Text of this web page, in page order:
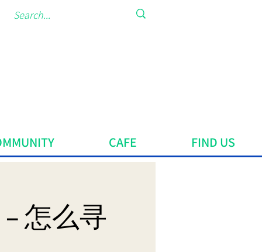
CAFE FIND US
怎么寻